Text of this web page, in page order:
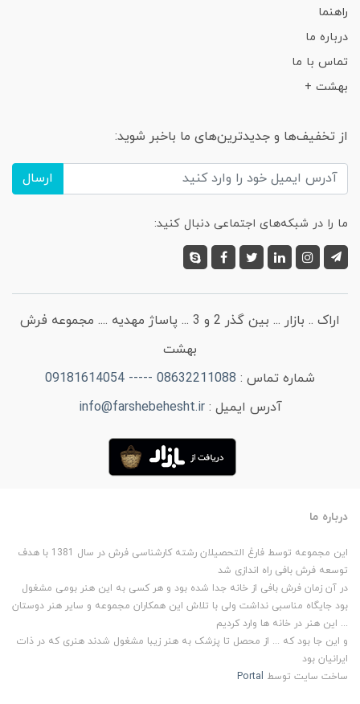
راهنما
درباره ما
تماس با ما
بهشت +
از تخفیف‌ها و جدیدترین‌های ما باخبر شوید:
ارسال
ما را در شبکه‌های اجتماعی دنبال کنید:
اراک .. بازار ... بین گذر 2 و 3 ... پاساژ مهدیه .... مجموعه فرش
بهشت
شماره تماس : 08632211088 ----- 09181614054
آدرس ایمیل :info@farshebehesht.ir
درباره ما
این مجموعه توسط فارغ التحصیلان رشته کارشناسی فرش در سال 1381 با هدف
توسعه فرش بافی راه اندازی شد
در آن زمان فرش بافی از خانه جدا شده بود و هر کسی به این هنر بومی مشغول
بود جایگاه مناسبی نداشت ولی با تلاش این همکاران مجموعه و سایر هنر دوستان
... این هنر در خانه ها وارد کردیم
و این جا بود که ... از محصل تا پزشک به هنر زیبا مشغول شدند هنری که در ذات
ایرانیان بود
ساخت سایت توسط Portal